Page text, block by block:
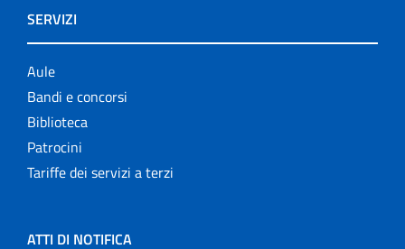
SERVIZI
Aule
Bandi e concorsi
Biblioteca
Patrocini
Tariffe dei servizi a terzi
ATTI DI NOTIFICA